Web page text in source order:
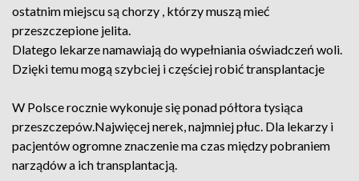
ostatnim miejscu są chorzy , którzy muszą mieć
przeszczepione jelita.
Dlatego lekarze namawiają do wypełniania oświadczeń woli.
Dzięki temu mogą szybciej i częściej robić transplantacje
W Polsce rocznie wykonuje się ponad półtora tysiąca
przeszczepów.Najwięcej nerek, najmniej płuc. Dla lekarzy i
pacjentów ogromne znaczenie ma czas między pobraniem
narządów a ich transplantacją.